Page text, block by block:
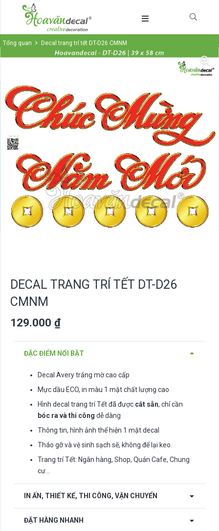
Tổng quan Decal trang trí tết DT-D26 CMNM
DECAL TRANG TRÍ TẾT DT-D26
CMNM
129.000 ₫
ĐẶC ĐIỂM NỔI BẬT
Decal Avery trắng mờ cao cấp
Mực dầu ECO, in màu 1 mặt chất lượng cao
Hình decal trang trí Tết đã được cắt sẵn, chỉ cần
bóc ra và thi công dễ dàng
Thông tin, hình ảnh thể hiện 1 mặt decal
Tháo gỡ và vệ sinh sạch sẽ, không để lại keo.
Trang trí Tết: Ngân hàng, Shop, Quán Cafe, Chung
cư…
IN ẤN, THIẾT KẾ, THI CÔNG, VẬN CHUYỂN
ĐẶT HÀNG NHANH